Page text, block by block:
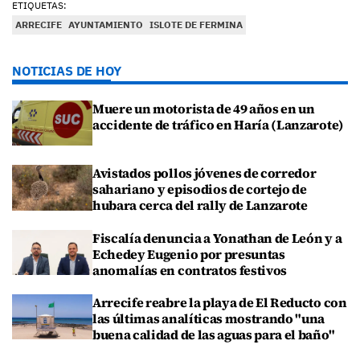
ETIQUETAS:
ARRECIFE AYUNTAMIENTO ISLOTE DE FERMINA
NOTICIAS DE HOY
Muere un motorista de 49 años en un
accidente de tráfico en Haría (Lanzarote)
Avistados pollos jóvenes de corredor
sahariano y episodios de cortejo de
hubara cerca del rally de Lanzarote
Fiscalía denuncia a Yonathan de León y a
Echedey Eugenio por presuntas
anomalías en contratos festivos
Arrecife reabre la playa de El Reducto con
las últimas analíticas mostrando "una
buena calidad de las aguas para el baño"